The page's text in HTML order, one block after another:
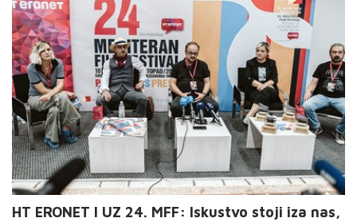
HT ERONET I UZ 24. MFF: Iskustvo stoji iza nas,